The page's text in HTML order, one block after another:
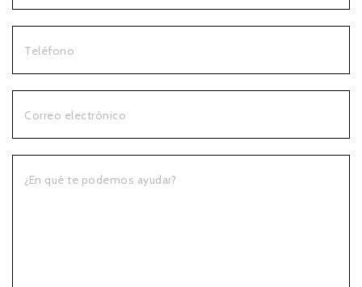
Teléfono
Correo electrónico
¿En qué te podemos ayudar?